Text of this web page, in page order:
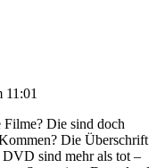
11:01
Die sind doch
Die Überschrift
DVD sind mehr als tot –